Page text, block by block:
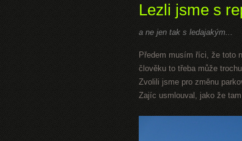
Lezli jsme s
a ne jen tak s ledajakým...
Předem musím říci, že toto
člověku to třeba může
Zvolili jsme pro změnu
Zajíc usmlouval, jako že